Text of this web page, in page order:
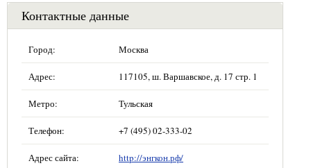
Контактные данные
Город: Москва
Адрес: 117105, ш. Варшавское, д. 17 стр. 1
Метро: Тульская
Телефон: +7 (495) 02-333-02
Адрес сайта: http://энгкон.рф/